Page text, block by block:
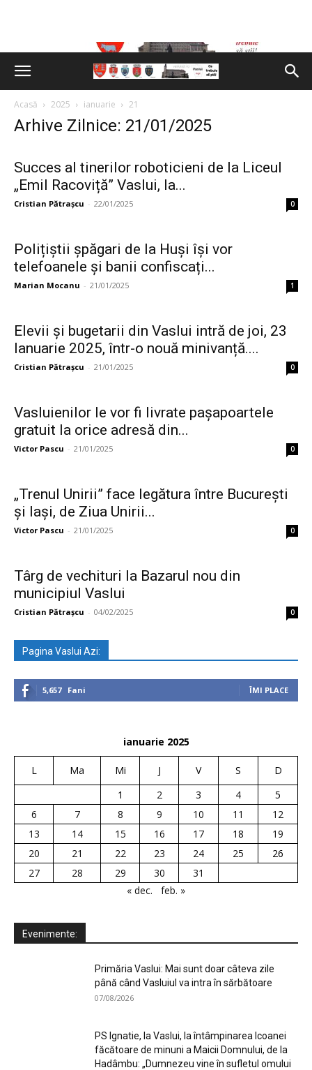
Acasă 2025 ianuarie 21
Arhive Zilnice: 21/01/2025
Succes al tinerilor roboticieni de la Liceul
„Emil Racoviță” Vaslui, la...
Cristian Pătrașcu - 22/01/2025 0
Polițiștii șpăgari de la Huși își vor
telefoanele și banii confiscați...
Marian Mocanu - 21/01/2025 1
Elevii și bugetarii din Vaslui intră de joi, 23
Ianuarie 2025, într-o nouă minivanță....
Cristian Pătrașcu - 21/01/2025 0
Vasluienilor le vor fi livrate pașapoartele
gratuit la orice adresă din...
Victor Pascu - 21/01/2025 0
„Trenul Unirii” face legătura între Bucureşti
şi Iaşi, de Ziua Unirii...
Victor Pascu - 21/01/2025 0
Târg de vechituri la Bazarul nou din
municipiul Vaslui
Cristian Pătrașcu - 04/02/2025 0
Pagina Vaslui Azi:
5,657 Fani ÎMI PLACE
ianuarie 2025
L Ma Mi J V S
D
1
2 3 4
5
6
7 8 9 10 11
12
13
14 15 16 17 18
19
20
21 22 23 24 25
26
27
28 29 30
31
« dec.
feb. »
Evenimente:
Primăria Vaslui: Mai sunt doar câteva zile
până când Vasluiul va intra în sărbătoare
07/08/2026
PS Ignatie, la Vaslui, la întâmpinarea Icoanei
făcătoare de minuni a Maicii Domnului, de la
Hadâmbu: „Dumnezeu vine în sufletul omului